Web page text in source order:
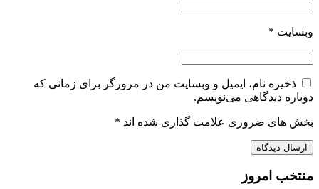
وبسایت *
ذخیره نام، ایمیل و وبسایت من در مرورگر برای زمانی که
دوباره دیدگاهی می‌نویسم.
بخش های ضروری علامت گذاری شده اند *
منتخب امروز